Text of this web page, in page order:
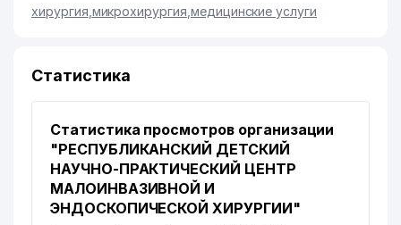
хирургия микрохирургия медицинские услуги
Статистика
Статистика просмотров организации
"РЕСПУБЛИКАНСКИЙ ДЕТСКИЙ
НАУЧНО-ПРАКТИЧЕСКИЙ ЦЕНТР
МАЛОИНВАЗИВНОЙ И
ЭНДОСКОПИЧЕСКОЙ ХИРУРГИИ"